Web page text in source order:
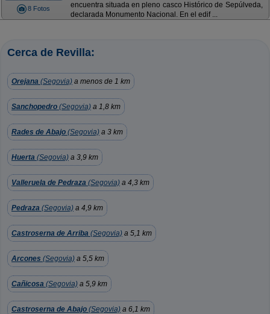
8 Fotos
encuentra situada en pleno casco Histórico de Sepúlveda,
declarada Monumento Nacional. En el edif ...
Cerca de Revilla:
Orejana (Segovia) a menos de 1 km
Sanchopedro (Segovia) a 1,8 km
Rades de Abajo (Segovia) a 3 km
Huerta (Segovia) a 3,9 km
Valleruela de Pedraza (Segovia) a 4,3 km
Pedraza (Segovia) a 4,9 km
Castroserna de Arriba (Segovia) a 5,1 km
Arcones (Segovia) a 5,5 km
Cañicosa (Segovia) a 5,9 km
Castroserna de Abajo (Segovia) a 6,1 km